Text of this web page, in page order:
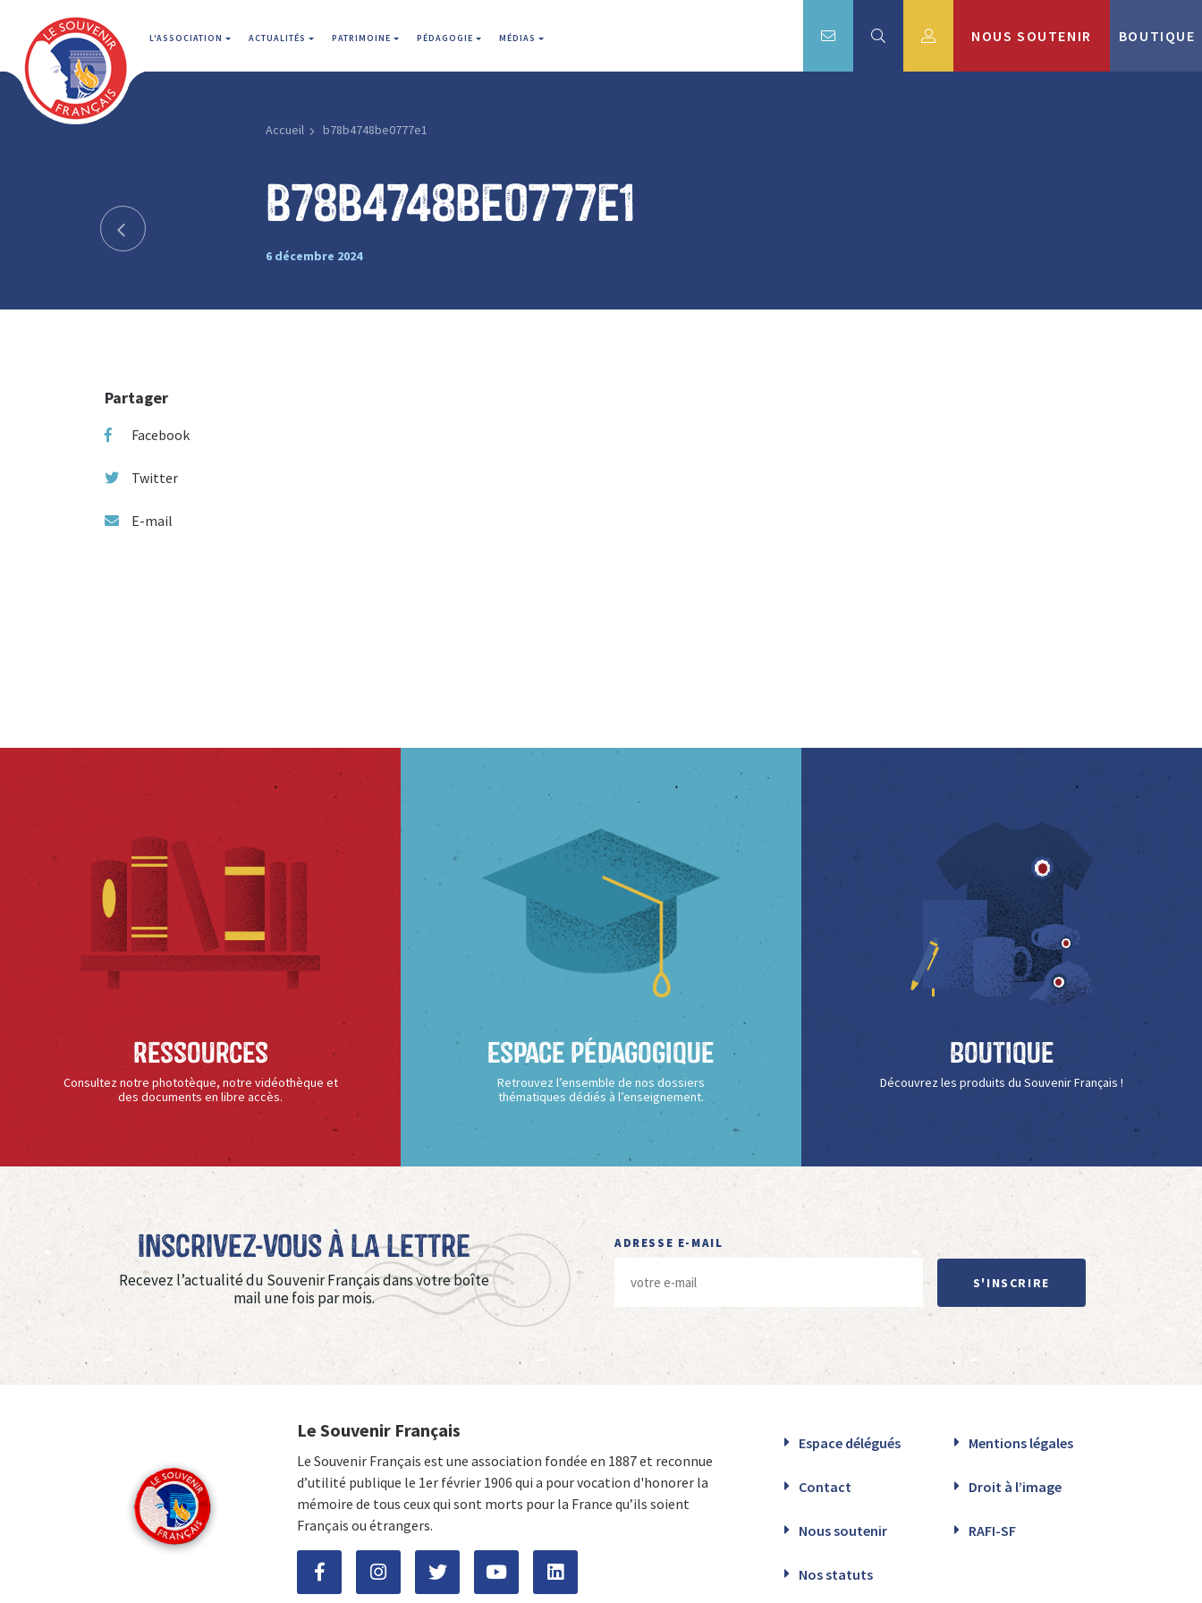
L'ASSOCIATION ACTUALITÉS PATRIMOINE PÉDAGOGIE MÉDIAS NOUS SOUTENIR BOUTIQUE
Accueil b78b4748be0777e1
b78b4748be0777e1
6 décembre 2024
Partager
Facebook
Twitter
E-mail
Ressources
Consultez notre phototèque, notre vidéothèque et
des documents en libre accès.
Espace Pédagogique
Retrouvez l’ensemble de nos dossiers
thématiques dédiés à l’enseignement.
Boutique
Découvrez les produits du Souvenir Français !
Inscrivez-vous à La Lettre
Recevez l’actualité du Souvenir Français dans votre boîte
mail une fois par mois.
ADRESSE E-MAIL
S'INSCRIRE
Le Souvenir Français
Le Souvenir Français est une association fondée en 1887 et reconnue
d’utilité publique le 1er février 1906 qui a pour vocation d'honorer la
mémoire de tous ceux qui sont morts pour la France qu’ils soient
Français ou étrangers.
Espace délégués Mentions légales
Contact Droit à l’image
Nous soutenir RAFI-SF
Nos statuts